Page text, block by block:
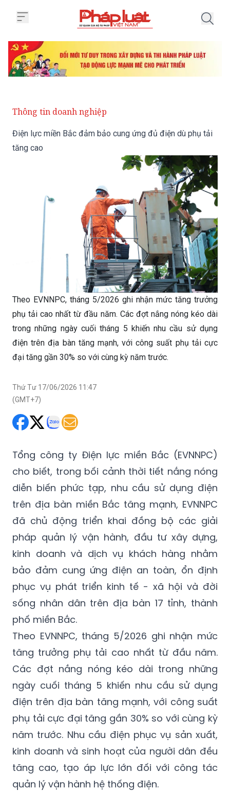
Thông tin doanh nghiệp
Điện lực miền Bắc đảm bảo cung ứng đủ điện dù phụ tải
tăng cao
Theo EVNNPC, tháng 5/2026 ghi nhận mức tăng trưởng
phụ tải cao nhất từ đầu năm. Các đợt nắng nóng kéo dài
trong những ngày cuối tháng 5 khiến nhu cầu sử dụng
điện trên địa bàn tăng mạnh, với công suất phụ tải cực
đại tăng gần 30% so với cùng kỳ năm trước.
Thứ Tư 17/06/2026 11:47
(GMT+7)
Tổng công ty Điện lực miền Bắc (EVNNPC)
cho biết, trong bối cảnh thời tiết nắng nóng
diễn biến phức tạp, nhu cầu sử dụng điện
trên địa bàn miền Bắc tăng mạnh, EVNNPC
đã chủ động triển khai đồng bộ các giải
pháp quản lý vận hành, đầu tư xây dựng,
kinh doanh và dịch vụ khách hàng nhằm
bảo đảm cung ứng điện an toàn, ổn định
phục vụ phát triển kinh tế - xã hội và đời
sống nhân dân trên địa bàn 17 tỉnh, thành
phố miền Bắc.
Theo EVNNPC, tháng 5/2026 ghi nhận mức
tăng trưởng phụ tải cao nhất từ đầu năm.
Các đợt nắng nóng kéo dài trong những
ngày cuối tháng 5 khiến nhu cầu sử dụng
điện trên địa bàn tăng mạnh, với công suất
phụ tải cực đại tăng gần 30% so với cùng kỳ
năm trước. Nhu cầu điện phục vụ sản xuất,
kinh doanh và sinh hoạt của người dân đều
tăng cao, tạo áp lực lớn đối với công tác
quản lý vận hành hệ thống điện.